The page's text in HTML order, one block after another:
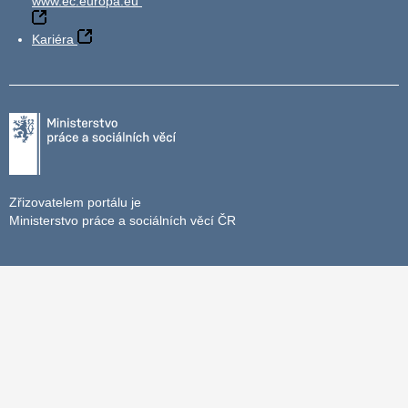
Kariéra
Zřizovatelem portálu je
Ministerstvo práce a sociálních věcí ČR